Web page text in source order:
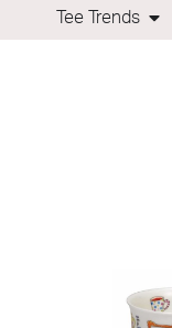
Tee Trends